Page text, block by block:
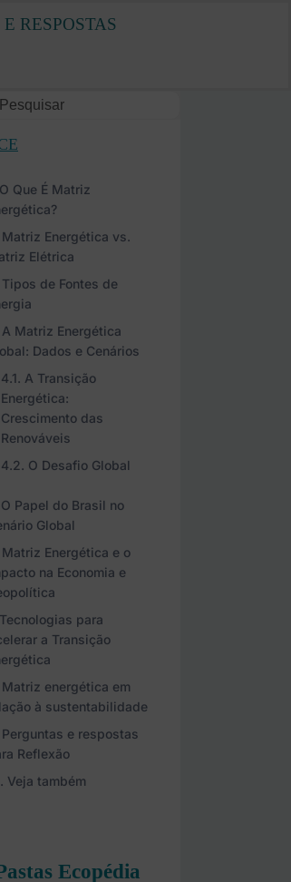
RESPOSTAS
O Que É Matriz
Matriz Energética vs.
Elétrica
Tipos de Fontes de
A Matriz Energética
Dados e Cenários
A Transição
Energética:
Crescimento das
Renováveis
O Desafio Global
O Papel do Brasil no
Global
Matriz Energética e o
na Economia e
Tecnologias para
a Transição
Matriz energética em
à sustentabilidade
Perguntas e respostas
Reflexão
Veja também
Ecopédia